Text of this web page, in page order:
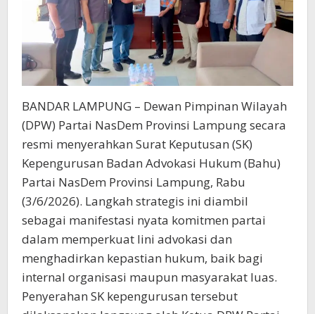
BANDAR LAMPUNG – Dewan Pimpinan Wilayah
(DPW) Partai NasDem Provinsi Lampung secara
resmi menyerahkan Surat Keputusan (SK)
Kepengurusan Badan Advokasi Hukum (Bahu)
Partai NasDem Provinsi Lampung, Rabu
(3/6/2026). Langkah strategis ini diambil
sebagai manifestasi nyata komitmen partai
dalam memperkuat lini advokasi dan
menghadirkan kepastian hukum, baik bagi
internal organisasi maupun masyarakat luas.
​Penyerahan SK kepengurusan tersebut